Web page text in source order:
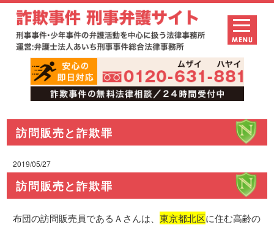
訪問販売と詐欺罪
2019/05/27
訪問販売と詐欺罪
布団の訪問販売員であるＡさんは、東京都北区に住む高齢の